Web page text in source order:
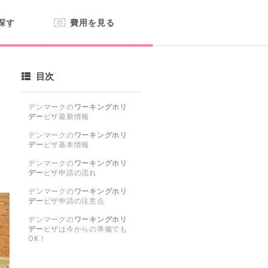
す 費用を見る
目次
デンマークのワーキングホリ
デー ビザ最新情報
デンマークのワーキングホリ
デー ビザ基本情報
デンマークのワーキングホリ
デー ビザ申請の流れ
デンマークのワーキングホリ
デー ビザ申請の注意点
デンマークのワーキングホリ
デー ビザは今からの準備でも
OK！